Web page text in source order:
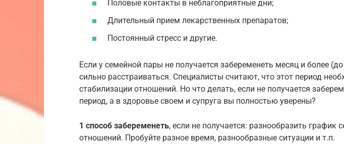
Половые контакты в неблагоприятные дни;
Длительный прием лекарственных препаратов;
Постоянный стресс и другие.
Если у семейной пары не получается забеременеть месяц и более (до
сильно расстраиваться. Специалисты считают, что этот период
стабилизации отношений. Но что делать, если не получается
период, а в здоровье своем и супруга вы полностью уверены?
1 способ забеременеть, если не получается: разнообразить график
отношений. Пробуйте разное время, разнообразные ситуации и т.п.